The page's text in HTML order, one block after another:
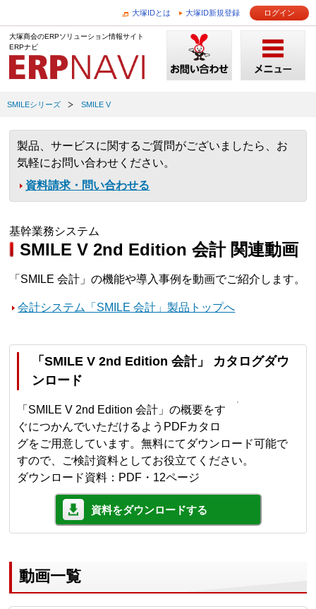
大塚IDとは 大塚ID新規登録 ログイン
大塚商会のERPソリューション情報サイト
ERPナビ
SMILEシリーズ SMILE V
製品、サービスに関するご質問がございましたら、お
気軽にお問い合わせください。
資料請求・問い合わせる
基幹業務システム
SMILE V 2nd Edition 会計 関連動画
「SMILE 会計」の機能や導入事例を動画でご紹介します。
会計システム「SMILE 会計」製品トップへ
「SMILE V 2nd Edition 会計」 カタログダウ
ンロード
「SMILE V 2nd Edition 会計」の概要をす
ぐにつかんでいただけるようPDFカタロ
グをご用意しています。無料にてダウンロード可能で
すので、ご検討資料としてお役立てください。
ダウンロード資料：PDF・12ページ
資料をダウンロードする
動画一覧